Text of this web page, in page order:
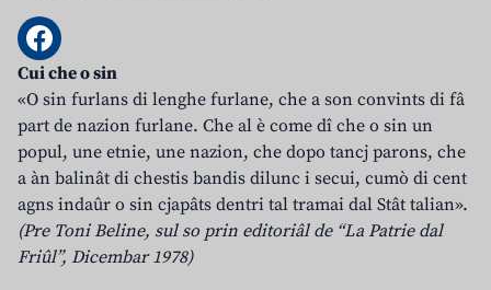
Cui che o sin
«O sin furlans di lenghe furlane, che a son convints di fâ
part de nazion furlane. Che al è come dî che o sin un
popul, une etnie, une nazion, che dopo tancj parons, che
a àn balinât di chestis bandis dilunc i secui, cumò di cent
agns indaûr o sin cjapâts dentri tal tramai dal Stât talian».
(Pre Toni Beline, sul so prin editoriâl de “La Patrie dal
Friûl”, Dicembar 1978)